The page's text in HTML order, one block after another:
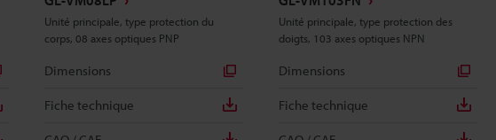
Unité principale, type protection du
corps, 08 axes optiques PNP
Dimensions
Fiche technique
Unité principale, type protection des
doigts, 103 axes optiques NPN
Dimensions
Fiche technique